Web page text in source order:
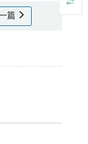
一篇